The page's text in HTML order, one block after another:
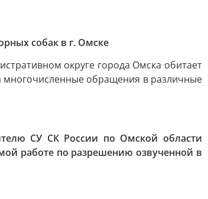
собак в г. Омске
округе города Омска обитает
многочисленные обращения в различные
СУ СК России по Омской области
работе по разрешению озвученной в